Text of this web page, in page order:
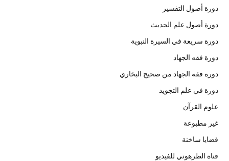
دورة أصول التفسير
دورة أصول علم الحدبث
دورة سريعة في السيرة النبوية
دورة فقه الجهاد
دورة فقه الجهاد من صحيح البخاري
دورة في علم التجويد
علوم القرآن
غير مطبوعة
قضايا ساخنة
قناة الطرهوني للفيديو